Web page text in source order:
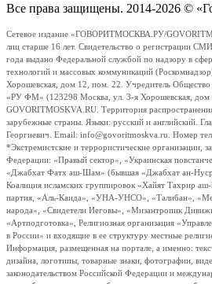
Все права защищены. 2014-2026 ©
Сетевое издание «ГОВОРИТМОСКВА.РУ/
лиц старше 16 лет. Свидетельство о регистрации
года выдано Федеральной службой по надзору в
технологий и массовых коммуникаций
Хорошевская, дом 12, пом. 22. Учредитель Общество
«РУ ФМ» (123298 Москва, ул. 3-я Хорошевская, дом
GOVORITMOSKVA.RU. Территория
зарубежные страны. Языки: русский и английский.
Георгиевич. Email: info@govoritmoskva.ru. Номер
*Экстремистские и террористические организации,
Федерации: «Правый сектор», «Украинская
«Джабхат Фатх аш-Шам» (бывшая «Джабхат ан-
Коалиция исламских группировок «Хайят Тахрир
партия, «Аль-Каида», «УНА-УНСО», «Талибан»,
народа», «Свидетели Иеговы», «Мизантропик
«Артподготовка», Религиозная организация
в России» и входящие в ее структуру местные
Информация, размещенная на портале, а именно:
дизайна, логотипы, товарные знаки, фотографии,
законодательством Российской Федерации и